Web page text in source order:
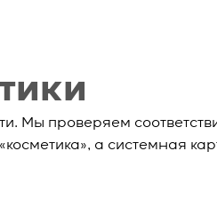
Мы проверяем
а системная